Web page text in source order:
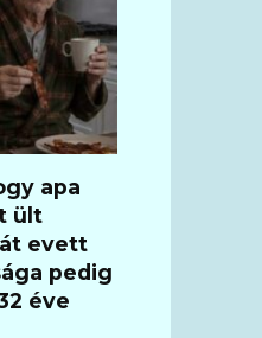
apa
ült
evett
pedig
éve